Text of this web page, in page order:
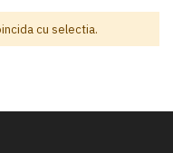
cu selectia.